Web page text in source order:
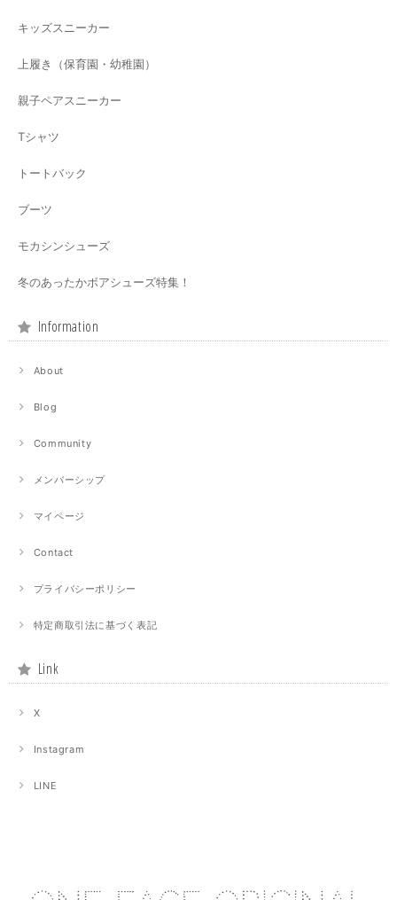
キッズスニーカー
上履き（保育園・幼稚園）
親子ペアスニーカー
Tシャツ
トートバック
ブーツ
モカシンシューズ
冬のあったかボアシューズ特集！
Information
About
Blog
Community
メンバーシップ
マイページ
Contact
プライバシーポリシー
特定商取引法に基づく表記
Link
X
Instagram
LINE